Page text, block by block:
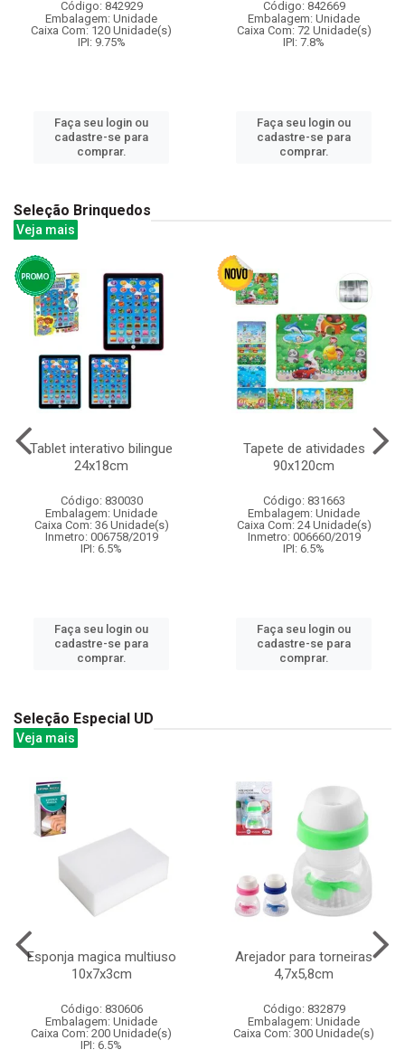
Código: 842929
Embalagem: Unidade
Caixa Com: 120 Unidade(s)
IPI: 9.75%
Faça seu login ou
cadastre-se para
comprar.
Código: 842669
Embalagem: Unidade
Caixa Com: 72 Unidade(s)
IPI: 7.8%
Faça seu login ou
cadastre-se para
comprar.
Seleção Brinquedos
Veja mais
Tablet interativo bilingue
24x18cm
Código: 830030
Embalagem: Unidade
Caixa Com: 36 Unidade(s)
Inmetro: 006758/2019
IPI: 6.5%
Faça seu login ou
cadastre-se para
comprar.
Tapete de atividades
90x120cm
Código: 831663
Embalagem: Unidade
Caixa Com: 24 Unidade(s)
Inmetro: 006660/2019
IPI: 6.5%
Faça seu login ou
cadastre-se para
comprar.
Seleção Especial UD
Veja mais
Esponja magica multiuso
10x7x3cm
Código: 830606
Embalagem: Unidade
Caixa Com: 200 Unidade(s)
IPI: 6.5%
Arejador para torneiras
4,7x5,8cm
Código: 832879
Embalagem: Unidade
Caixa Com: 300 Unidade(s)